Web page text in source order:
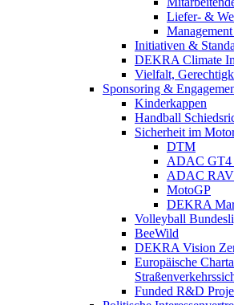
Liefer- &
Initiativen &
DEKRA Climate
Vielfalt,
Sponsoring &
Kinderkappen
Handball
Sicherheit im
DTM
ADAC GT4
ADAC
MotoGP
DEKRA
Volleyball
BeeWild
DEKRA Vision
Europäische
Funded R&D